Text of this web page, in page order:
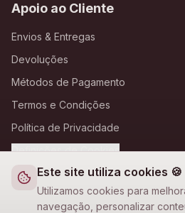
Este site utiliza cookies 🍪
Utilizamos cookies para
navegação, personalizar
Apoio ao Cliente
Envios & Entregas
Devoluções
Métodos de Pagamento
Termos e Condições
Política de Privacidade
Definições de Cookies
A Loja Nova